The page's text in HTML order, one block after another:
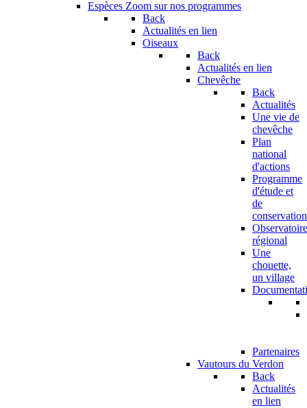
Espèces Zoom sur nos programmes
Back
Actualités en lien
Oiseaux
Back
Actualités en lien
Chevêche
Back
Actualités
Une vie de
chevêche
Plan
national
d'actions
Programme
d'étude et
de
conservation
Observatoire
régional
Une
chouette,
un village
Partenaires
Vautours du Verdon
Back
Actualités
en lien